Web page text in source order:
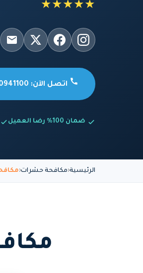
★★★★★
اتصل الآن: 90941100
ضمان 100% رضا العميل
الرئيسية مكافحة حشرات